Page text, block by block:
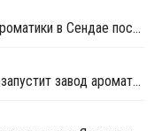
Eneos закрыла НПЗ и производство ароматики в Сендае после землетрясения
Eneos в первой половине апреля перезапустит завод ароматики в Сендае после землетрясения